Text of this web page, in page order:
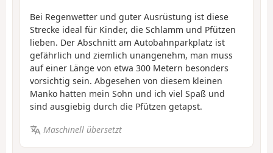
Bei Regenwetter und guter Ausrüstung ist diese
Strecke ideal für Kinder, die Schlamm und Pfützen
lieben. Der Abschnitt am Autobahnparkplatz ist
gefährlich und ziemlich unangenehm, man muss
auf einer Länge von etwa 300 Metern besonders
vorsichtig sein. Abgesehen von diesem kleinen
Manko hatten mein Sohn und ich viel Spaß und
sind ausgiebig durch die Pfützen getapst.
Maschinell übersetzt